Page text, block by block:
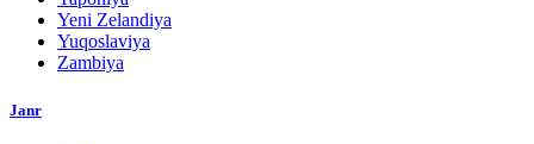
Yeni Zelandiya
Yuqoslaviya
Zambiya
Janr